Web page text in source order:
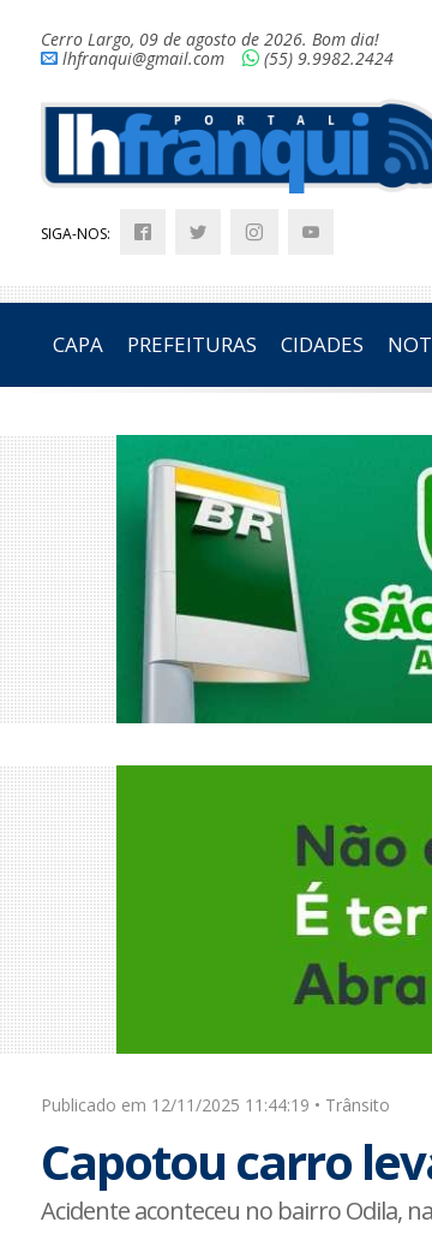
Cerro Largo, 09 de agosto de 2026. Bom dia!
lhfranqui@gmail.com
(55) 9.9982.2424
SIGA-NOS:
CAPA PREFEITURAS CIDADES
Publicado em 12/11/2025 11:44:19 • Trânsito
Capotou carro
Acidente aconteceu no bairro Odila,